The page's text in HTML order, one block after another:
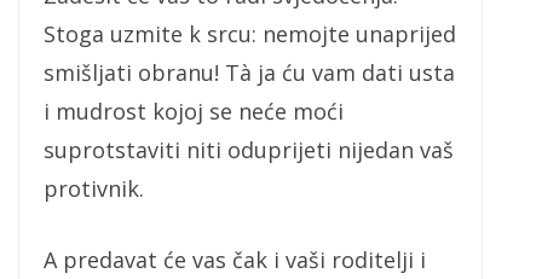
Stoga uzmite k srcu: nemojte unaprijed
smišljati obranu! Tà ja ću vam dati usta
i mudrost kojoj se neće moći
suprotstaviti niti oduprijeti nijedan vaš
protivnik.
A predavat će vas čak i vaši roditelji i